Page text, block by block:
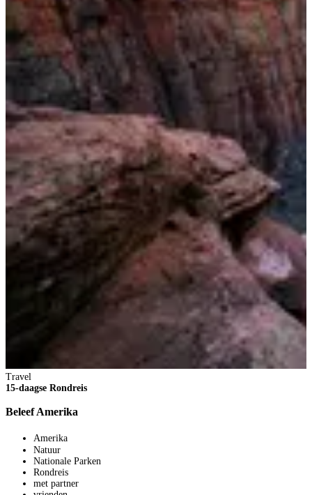
Travel
15-daagse Rondreis
Beleef Amerika
Amerika
Natuur
Nationale Parken
Rondreis
met partner